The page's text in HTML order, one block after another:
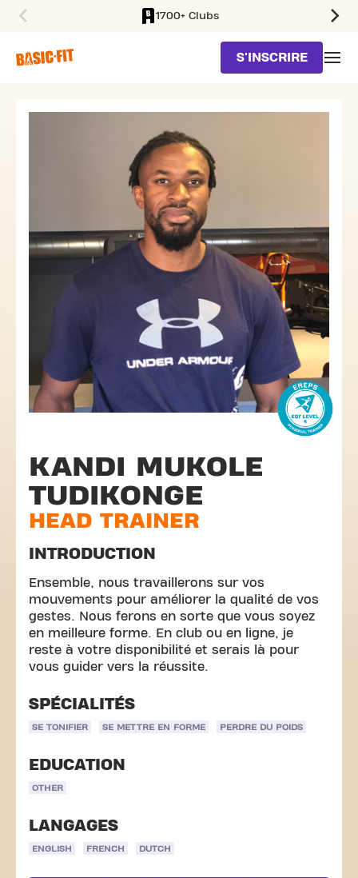
1700+ Clubs
S'INSCRIRE
KANDI MUKOLE
TUDIKONGE
HEAD TRAINER
INTRODUCTION
Ensemble, nous travaillerons sur vos
mouvements pour améliorer la qualité de vos
gestes. Nous ferons en sorte que vous soyez
en meilleure forme. En club ou en ligne, je
reste à votre disponibilité et serais là pour
vous guider vers la réussite.
SPÉCIALITÉS
SE TONIFIER SE METTRE EN FORME PERDRE DU POIDS
EDUCATION
OTHER
LANGAGES
ENGLISH FRENCH DUTCH